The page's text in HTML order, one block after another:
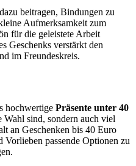
beitragen, Bindungen zu
Aufmerksamkeit zum
für die geleistete Arbeit
Geschenks verstärkt den
im Freundeskreis.
hochwertige Präsente unter 40
Wahl sind, sondern auch viel
an Geschenken bis 40 Euro
passende Optionen zu